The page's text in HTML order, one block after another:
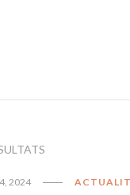
2024